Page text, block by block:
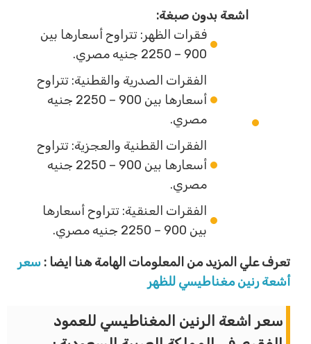
اشعة بدون صبغة:
فقرات الظهر: تتراوح أسعارها بين
900 – 2250 جنيه مصري.
الفقرات الصدرية والقطنية: تتراوح
أسعارها بين 900 – 2250 جنيه
مصري.
الفقرات القطنية والعجزية: تتراوح
أسعارها بين 900 – 2250 جنيه
مصري.
الفقرات العنقية: تتراوح أسعارها
بين 900 – 2250 جنيه مصري.
تعرف علي المزيد من المعلومات الهامة هنا ايضا :سعر
أشعة رنين مغناطيسي للظهر
سعر اشعة الرنين المغناطيسي للعمود